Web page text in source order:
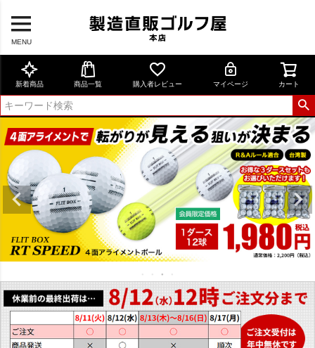
MENU
新着商品 商品一覧 購入者レビュー マイページ カート